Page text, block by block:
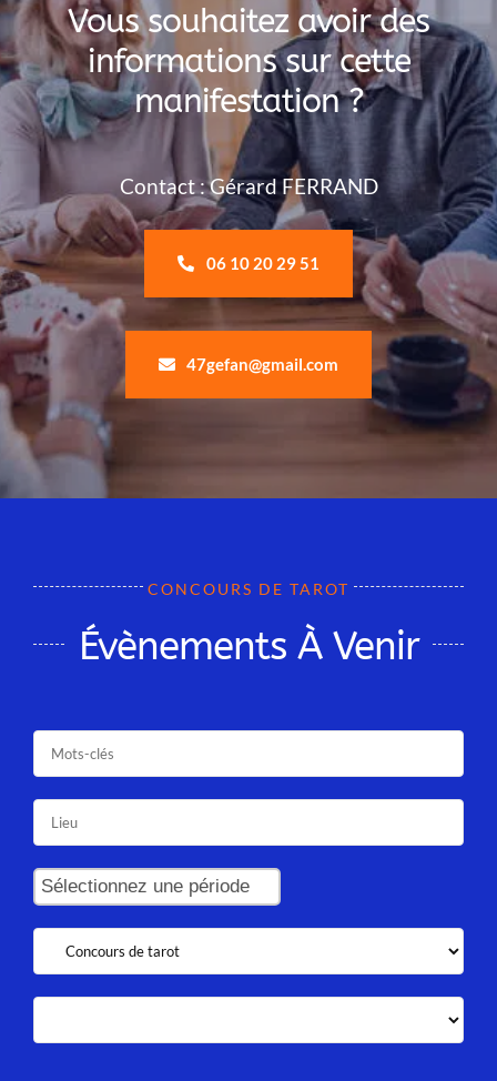
Vous souhaitez avoir des
informations sur cette
manifestation ?
Contact : Gérard FERRAND
06 10 20 29 51
47gefan@gmail.com
CONCOURS DE TAROT
Évènements À Venir
Sélectionnez une période